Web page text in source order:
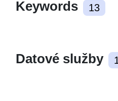
Keywords 13
Datové služby